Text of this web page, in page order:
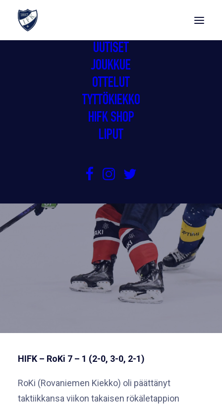
UUTISET
JOUKKUE
OTTELUT
TYTTÖKIEKKO
HIFK SHOP
LIPUT
HIFK VEI ROKI:A
HIFK – RoKi 7 – 1 (2-0, 3-0, 2-1)
RoKi (Rovaniemen Kiekko) oli päättänyt
taktiikkansa viikon takaisen rökäletappion